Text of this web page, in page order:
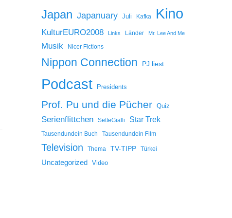
Japan Japanuary Juli Kafka Kino
KulturEURO2008 Links Länder Mr. Lee And Me
Musik Nicer Fictions
Nippon Connection PJ liest
Podcast Presidents
Prof. Pu und die Pücher Quiz
Serienflittchen SetteGialli Star Trek
Tausendundein Buch Tausendundein Film
Television Thema TV-TIPP Türkei
Uncategorized Video